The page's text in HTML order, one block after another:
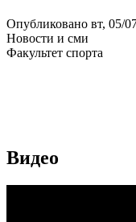
Опубликовано вт, 05/
Новости и сми
Факультет спорта
Видео